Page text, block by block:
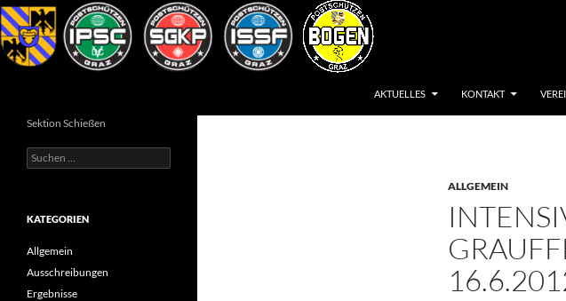
Zum
Inhalt
springen
AKTUELLES KONTAKT
ALLGEMEIN
Sektion Schießen
Suchen
nach:
KATEGORIEN
Allgemein
Ausschreibungen
Ergebnisse